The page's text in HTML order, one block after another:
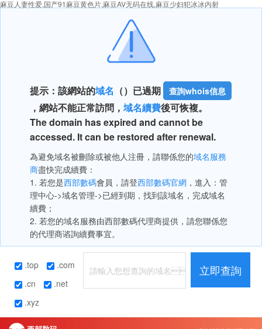
麻豆人妻性爱,国产91麻豆黄色片,麻豆AV无码在线,麻豆少妇犯冰冰内射
提示：該網站的域名 （）已過期 查詢whois信息
，網站不能正常訪問， 域名續費後可恢複。
The domain has expired and cannot be
accessed. It can be restored after renewal.
為避免域名被刪除或被他人注冊，請聯係您的域名服務
商盡快完成續費：
1. 若您是西部數碼會員，請登西部數碼官網 ，進入：管
理中心->域名管理->已經到期，找到該域名，完成域名
續費；
2. 若您的域名服務由西部數碼代理商提供，請您聯係您
的代理商谘詢續費事宜。
.top
.com
.cn
.net
.xyz
立即查詢